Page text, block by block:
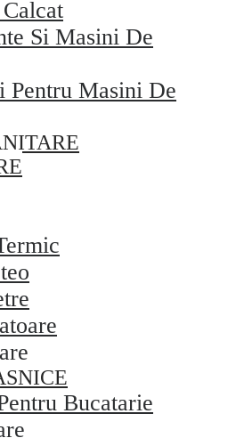
Si Masini De
Pentru Masini De
Bucatarie